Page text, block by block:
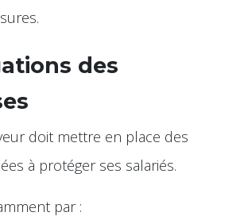
des
doit mettre en place des
à protéger ses salariés.
par :